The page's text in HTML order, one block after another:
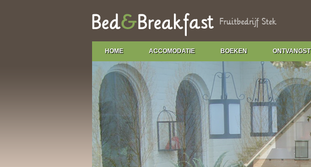
HOME ACCOMODATIE BOEKEN ONTVANGST